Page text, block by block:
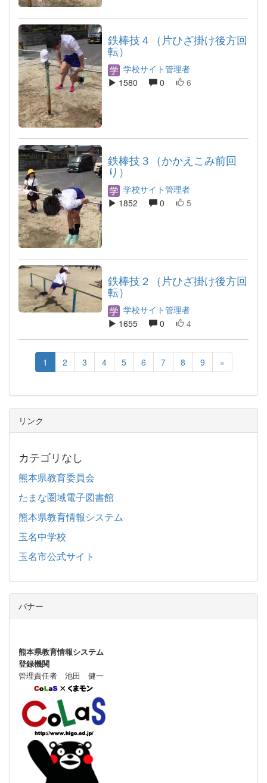
鉄棒技４（片ひざ掛け後方回
転）
学校サイト管理者
1580
0 6
鉄棒技３（かかえこみ前回
り）
学校サイト管理者
1852
0 5
鉄棒技２（片ひざ掛け後方回
転）
学校サイト管理者
1655
0 4
1 2 3 4 5 6 7 8 9 »
リンク
カテゴリなし
熊本県教育委員会
たまな圏域電子図書館
熊本県教育情報システム
玉名中学校
玉名市公式サイト
バナー
熊本県教育情報システム
登録機関
管理責任者 池田 健一